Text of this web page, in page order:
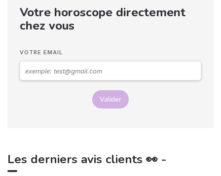
Votre horoscope directement
chez vous
VOTRE EMAIL
Valider
Les derniers avis clients 👀 -